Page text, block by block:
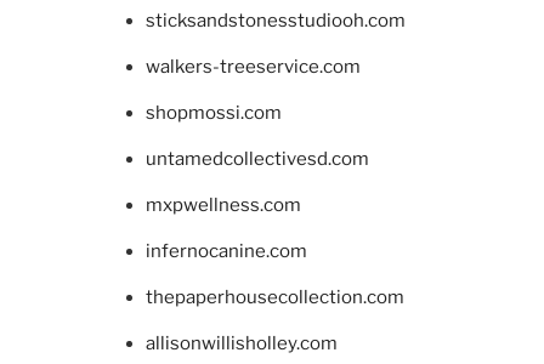
sticksandstonesstudiooh.com
walkers-treeservice.com
shopmossi.com
untamedcollectivesd.com
mxpwellness.com
infernocanine.com
thepaperhousecollection.com
allisonwillisholley.com